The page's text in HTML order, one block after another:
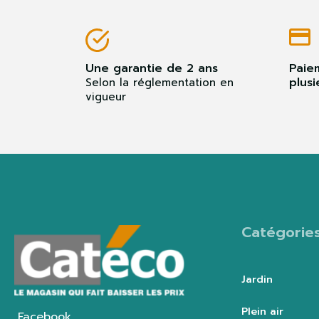
Une garantie de 2 ans
Selon la réglementation en
vigueur
Jardin
Plein air